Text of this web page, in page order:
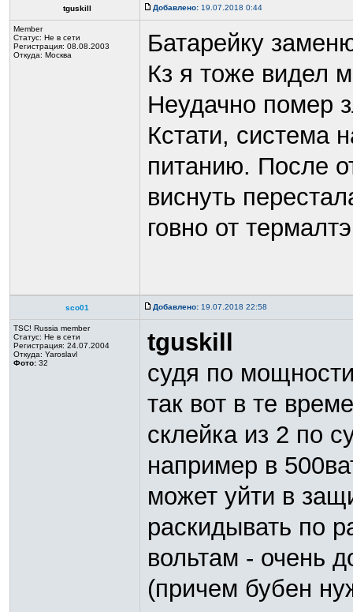
tguskill Добавлено: 19.07.2018 0:44
Member
Статус: Не в сети
Регистрация: 08.08.2003
Откуда: Москва
Батарейку
Кз я тоже видел
Неудачно помер
Кстати, система
питанию. После
виснуть
говно от
sco01 Добавлено: 19.07.2018 22:58
TSC! Russia member
Статус: Не в сети
Регистрация: 24.07.2004
Откуда: Yaroslavl
Фото: 32
tguskill
судя по
так вот в те
склейка из 2 по
например в
может уйти в
раскидывать по
вольтам - очень
(причем бубен